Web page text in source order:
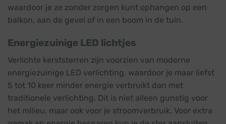
waardoor je ze zonder zorgen kunt ophangen op een
balkon, aan de gevel of in een boom in de tuin.
Energiezuinige LED lichtjes
Verlichte kerststerren zijn voorzien van moderne
energiezuinige LED verlichting, waardoor je maar liefst
5 tot 10 keer minder energie verbruikt dan met
traditionele verlichting. Dit is niet alleen gunstig voor
het milieu, maar ook voor je stroomverbruik. Voor extra